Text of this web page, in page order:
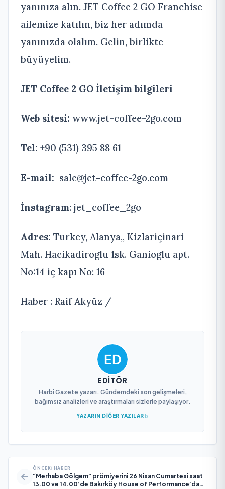
yanınıza alın. JET Coffee 2 GO Franchise
ailemize katılın, biz her adımda
yanınızda olalım. Gelin, birlikte
büyüyelim.
JET Coffee 2 GO İletişim bilgileri
Web sitesi: www.jet-coffee-2go.com
Tel: +90 (531) 395 88 61
E-mail: sale@jet-coffee-2go.com
İnstagram: jet_coffee_2go
Adres: Turkey, Alanya,, Kizlariçinari
Mah. Hacikadiroglu 1sk. Ganioglu apt.
No:14 iç kapı No: 16
Haber : Raif Akyüz /
EDITÖR
Harbi Gazete yazarı. Gündemdeki son gelişmeleri,
bağımsız analizleri ve araştırmaları sizlerle paylaşıyor.
YAZARIN DIĞER YAZILARI
ÖNCEKI HABER
“Merhaba Gölgem” prömiyerini 26 Nisan Cumartesi saat
13.00 ve 14.00’de Bakırköy House of Performance’da